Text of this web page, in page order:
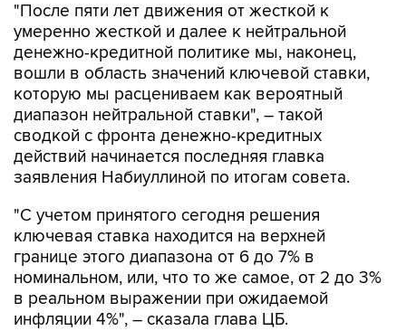
"После пяти лет движения от жесткой к
умеренно жесткой и далее к нейтральной
денежно-кредитной политике мы, наконец,
вошли в область значений ключевой ставки,
которую мы расцениваем как вероятный
диапазон нейтральной ставки", – такой
сводкой с фронта денежно-кредитных
действий начинается последняя главка
заявления Набиуллиной по итогам совета.
"С учетом принятого сегодня решения
ключевая ставка находится на верхней
границе этого диапазона от 6 до 7% в
номинальном, или, что то же самое, от 2 до 3%
в реальном выражении при ожидаемой
инфляции 4%", – сказала глава ЦБ.